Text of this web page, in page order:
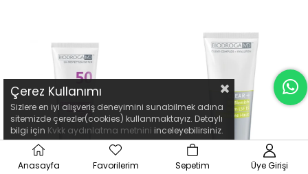
Çerez Kullanımı
Sizlere en iyi alışveriş deneyimini sunabilmek adına
sitemizde çerezler(cookies) kullanmaktayız. Detaylı
bilgi için Kvkk aydınlatma metnini inceleyebilirsiniz.
Anasayfa Favorilerim Sepetim Üye Girişi